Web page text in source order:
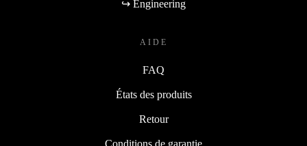
↪ Engineering
AIDE
FAQ
États des produits
Retour
Conditions de garantie